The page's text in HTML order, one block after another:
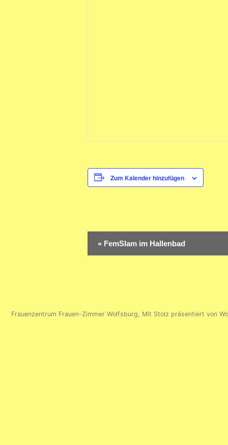
Zum Kalender hinzufügen
Veranstaltung-
Navigation
« FemSlam im Hallenbad
Frauenzentrum Frauen-Zimmer Wolfsburg Mit Stolz präsentiert von